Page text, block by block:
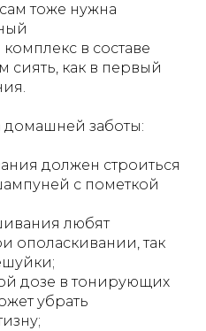
тоже нужна
в составе
сиять, как в первый
заботы:
должен строиться
с пометкой
любят
ополаскивании, так
дозе в тонирующих
убрать